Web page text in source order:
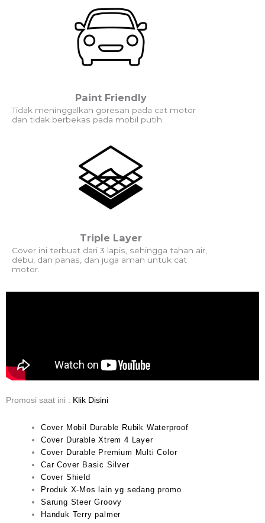
Paint Friendly
Tidak meninggalkan goresan pada cat motor
dan tidak berbekas pada mobil putih.
Triple Layer
Cover ini terbuat dari 3 lapis, sehingga tahan air,
debu, dan panas, dan juga aman untuk cat
motor.
Promosi saat ini : Klik Disini
Cover Mobil Durable Rubik Waterproof
Cover Durable Xtrem 4 Layer
Cover Durable Premium Multi Color
Car Cover Basic Silver
Cover Shield
Produk X-Mos lain yg sedang promo
Sarung Steer Groovy
Handuk Terry palmer